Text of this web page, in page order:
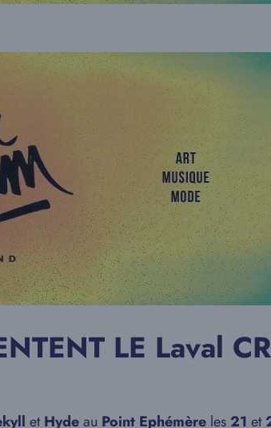
LE Laval
etHydeau Point Ephémère les 21 et